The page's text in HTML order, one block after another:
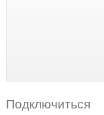
Подключиться